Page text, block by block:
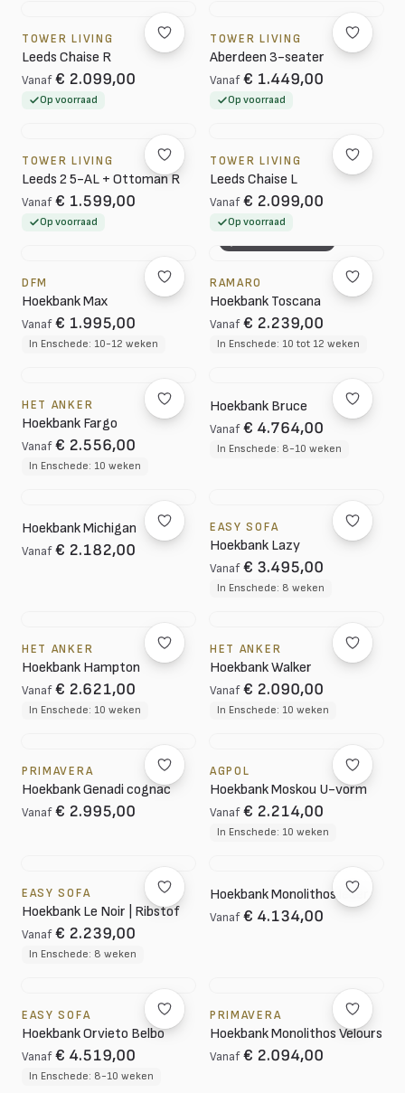
TOWER LIVING
Leeds Chaise R
Vanaf € 2.099,00
Op voorraad
TOWER LIVING
Aberdeen 3-seater
Vanaf € 1.449,00
Op voorraad
TOWER LIVING
Leeds 2 5-AL + Ottoman R
Vanaf € 1.599,00
Op voorraad
TOWER LIVING
Leeds Chaise L
Vanaf € 2.099,00
Op voorraad
DFM
Hoekbank Max
Vanaf € 1.995,00
In Enschede: 10-12 weken
RAMARO
Hoekbank Toscana
Vanaf € 2.239,00
In Enschede: 10 tot 12 weken
HET ANKER
Hoekbank Fargo
Vanaf € 2.556,00
In Enschede: 10 weken
Hoekbank Bruce
Vanaf € 4.764,00
In Enschede: 8-10 weken
Hoekbank Michigan
Vanaf € 2.182,00
EASY SOFA
Hoekbank Lazy
Vanaf € 3.495,00
In Enschede: 8 weken
HET ANKER
Hoekbank Hampton
Vanaf € 2.621,00
In Enschede: 10 weken
HET ANKER
Hoekbank Walker
Vanaf € 2.090,00
In Enschede: 10 weken
PRIMAVERA
Hoekbank Genadi cognac
Vanaf € 2.995,00
AGPOL
Hoekbank Moskou U-vorm
Vanaf € 2.214,00
In Enschede: 10 weken
EASY SOFA
Hoekbank Le Noir | Ribstof
Vanaf € 2.239,00
In Enschede: 8 weken
Hoekbank Monolithos leder
Vanaf € 4.134,00
EASY SOFA
Hoekbank Orvieto Belbo
Vanaf € 4.519,00
In Enschede: 8-10 weken
PRIMAVERA
Hoekbank Monolithos Velours
Vanaf € 2.094,00